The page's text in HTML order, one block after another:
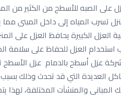
على الصبه للأسطح من الكثير
تسرب المياه إلى داخل
الكبيرة يحافظ العزل على
استخدام العزل للحفاظ على سلامة
عزل أسطح بالدمام عزل الأسطح
العديدة التي قد تحدث وذلك
المبانى والمنشآت المختلفة،